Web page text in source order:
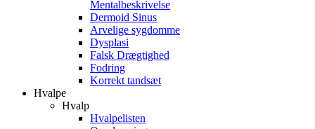
Mentalbeskrivelse
Dermoid Sinus
Arvelige sygdomme
Dysplasi
Falsk Drægtighed
Fodring
Korrekt tandsæt
Hvalpe
Hvalp
Hvalpelisten